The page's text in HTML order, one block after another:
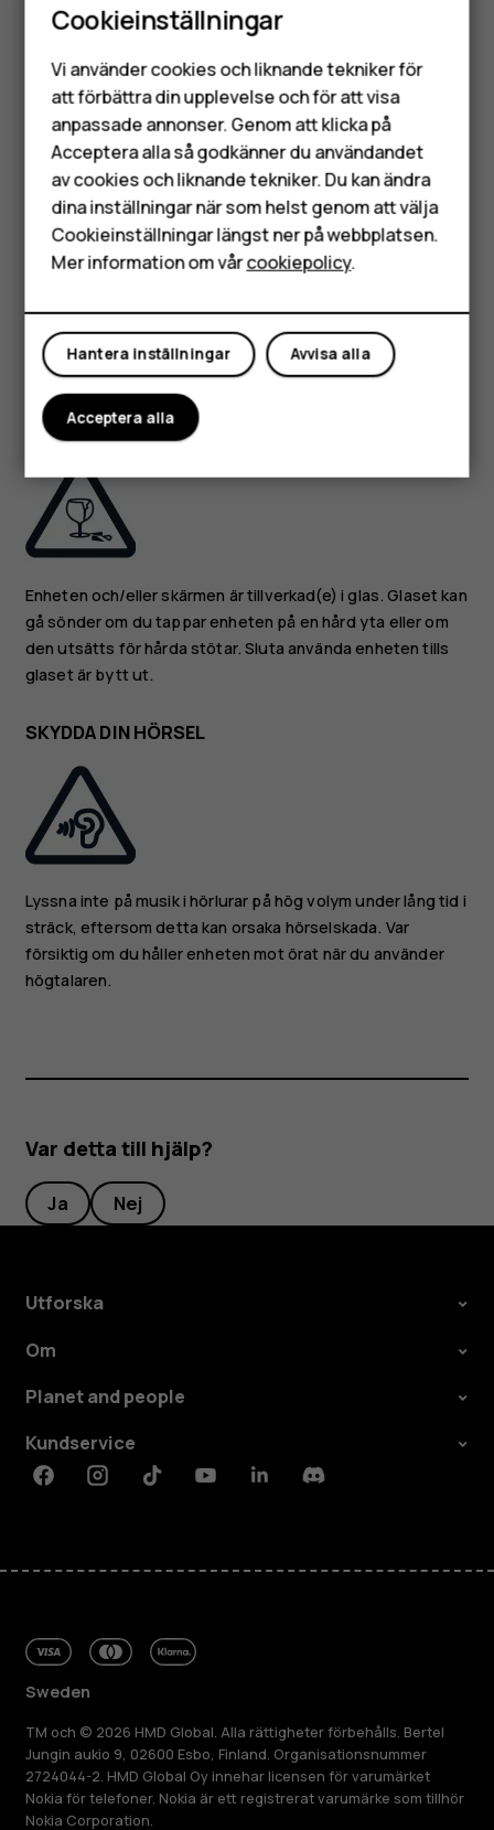
Smartphones
Mobiltelefoner
Tillbehör
HMD Terra M
Surfplattor
Använd endast batterier, laddare och andra tillbehör som
har godkänts av HMD Global Oy för användning med denna
enhet. Anslut inte inkompatibla produkter.
HÅLL ENHETEN TORR
Om din enhet är vattentålig, se IP-märkningen i enhetens
tekniska specifikationer för mer detaljerad information.
GLASDELAR
Enheten och/eller skärmen är tillverkad(e) i glas. Glaset kan
gå sönder om du tappar enheten på en hård yta eller om
den utsätts för hårda stötar. Sluta använda enheten tills
glaset är bytt ut.
SKYDDA DIN HÖRSEL
Lyssna inte på musik i hörlurar på hög volym under lång tid i
sträck, eftersom detta kan orsaka hörselskada. Var
försiktig om du håller enheten mot örat när du använder
högtalaren.
Var detta till hjälp?
Ja Nej
Utforska
Om
Planet and people
Kundservice
FacebookInstagramTiktokYoutubeLinkedinDiscord
Sweden
TM och © 2026 HMD Global. Alla rättigheter förbehålls. Bertel
Jungin aukio 9, 02600 Esbo, Finland. Organisationsnummer
2724044-2. HMD Global Oy innehar licensen för varumärket
Nokia för telefoner. Nokia är ett registrerat varumärke som tillhör
Nokia Corporation.
Cookieinställningar
Vi använder cookies och liknande tekniker för
att förbättra din upplevelse och för att visa
anpassade annonser. Genom att klicka på
Acceptera alla så godkänner du användandet
av cookies och liknande tekniker. Du kan ändra
dina inställningar när som helst genom att välja
Cookieinställningar längst ner på webbplatsen.
Mer information om vårcookiepolicy.
Avvisa alla
Hantera inställningar
Acceptera alla